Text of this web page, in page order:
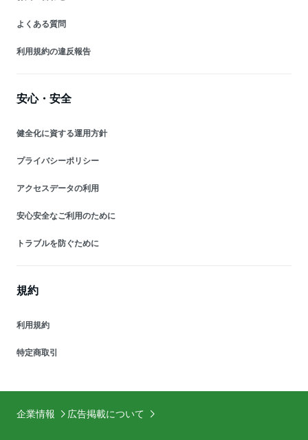
よくある質問
利用規約の違反報告
安心・安全
健全化に資する運用方針
プライバシーポリシー
アクセスデータの利用
安心安全なご利用のために
トラブルを防ぐために
規約
利用規約
特定商取引
企業情報 広告掲載について